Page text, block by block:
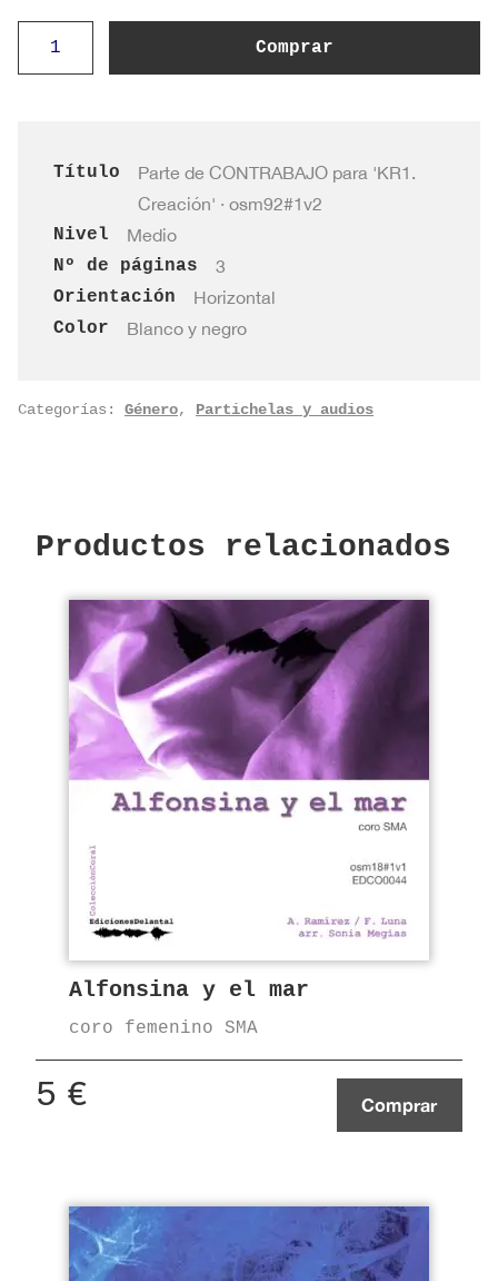
osm92#1v2
CONTRABAJO
Comprar
Título
Parte de CONTRABAJO para 'KR1.
Creación' · osm92#1v2
Nivel
Medio
Nº de páginas
3
Orientación
Horizontal
Color
Blanco y negro
Categorías: Género, Partichelas y audios
Productos relacionados
Alfonsina y el mar
coro femenino SMA
5 € Comprar